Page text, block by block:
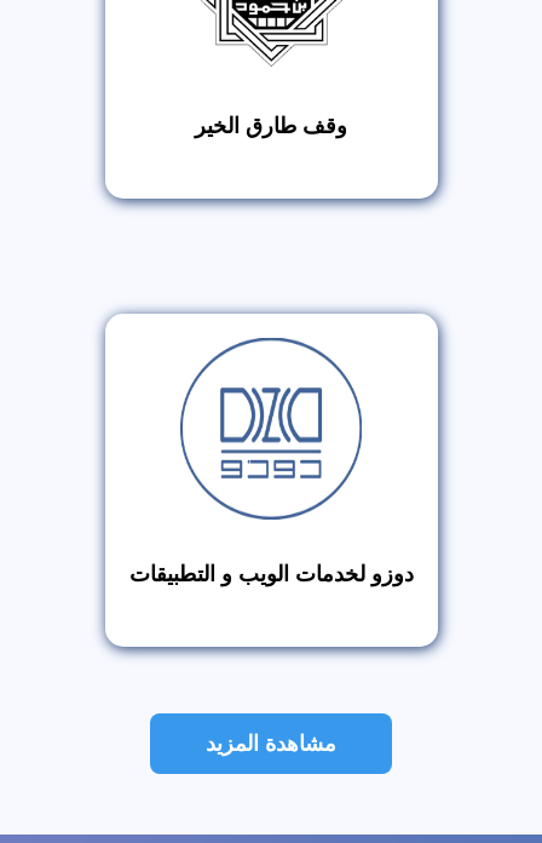
وقف طارق الخير
دوزو لخدمات الويب و التطبيقات
مشاهدة المزيد